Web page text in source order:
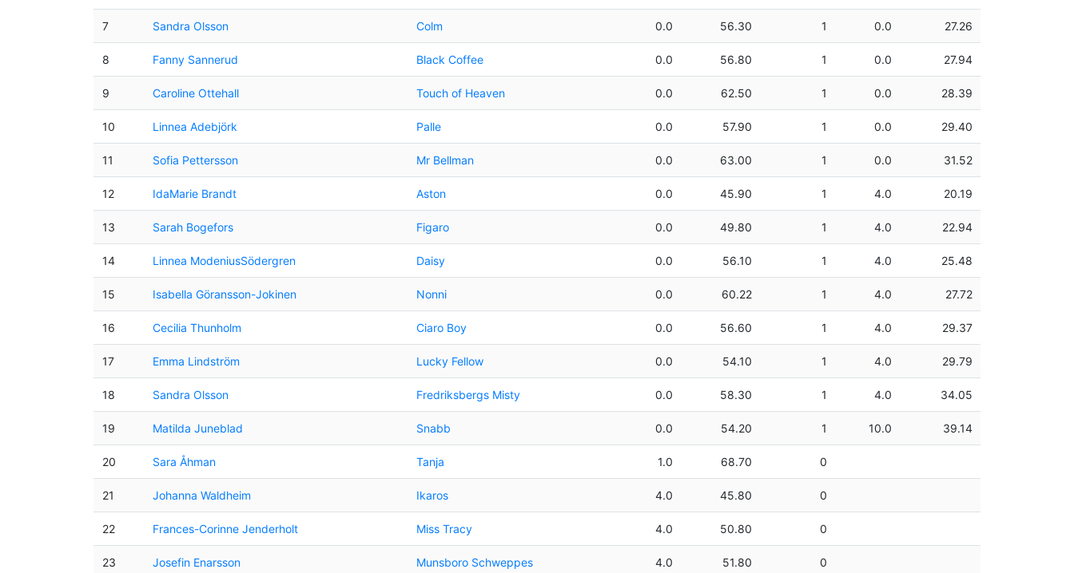
7 Sandra Olsson Colm 0.0 56.30 1 0.0 27.26
8 Fanny Sannerud Black Coffee 0.0 56.80 1 0.0 27.94
9 Caroline Ottehall Touch of Heaven 0.0 62.50 1 0.0 28.39
10 Linnea Adebjörk Palle 0.0 57.90 1 0.0 29.40
11 Sofia Pettersson Mr Bellman 0.0 63.00 1 0.0 31.52
12 IdaMarie Brandt Aston 0.0 45.90 1 4.0 20.19
13 Sarah Bogefors Figaro 0.0 49.80 1 4.0 22.94
14 Linnea ModeniusSödergren Daisy 0.0 56.10 1 4.0 25.48
15 Isabella Göransson-Jokinen Nonni 0.0 60.22 1 4.0 27.72
16 Cecilia Thunholm Ciaro Boy 0.0 56.60 1 4.0 29.37
17 Emma Lindström Lucky Fellow 0.0 54.10 1 4.0 29.79
18 Sandra Olsson Fredriksbergs Misty 0.0 58.30 1 4.0 34.05
19 Matilda Juneblad Snabb 0.0 54.20 1 10.0 39.14
20 Sara Åhman Tanja 1.0 68.70 0
21 Johanna Waldheim Ikaros 4.0 45.80 0
22 Frances-Corinne Jenderholt Miss Tracy 4.0 50.80 0
23 Josefin Enarsson Munsboro Schweppes 4.0 51.80 0